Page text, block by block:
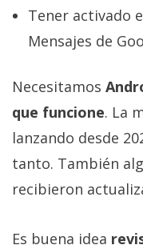
Tener activado
Mensajes de
Necesitamos
que funcione. La
lanzando desde
tanto. También
recibieron
Es buena idea